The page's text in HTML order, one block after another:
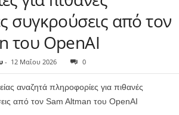
συγκρούσεις από τον
του OpenAI
- 12 Μαΐου 2026 0